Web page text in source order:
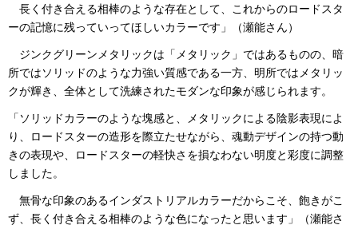
長く付き合える相棒のような存在として、これからのロードスタ
ーの記憶に残っていってほしいカラーです」（瀬能さん）
ジンクグリーンメタリックは「メタリック」ではあるものの、暗
所ではソリッドのような力強い質感である一方、明所ではメタリッ
クが輝き、全体として洗練されたモダンな印象が感じられます。
「ソリッドカラーのような塊感と、メタリックによる陰影表現によ
り、ロードスターの造形を際立たせながら、魂動デザインの持つ動
きの表現や、ロードスターの軽快さを損なわない明度と彩度に調整
しました。
無骨な印象のあるインダストリアルカラーだからこそ、飽きがこ
ず、長く付き合える相棒のような色になったと思います」（瀬能さ